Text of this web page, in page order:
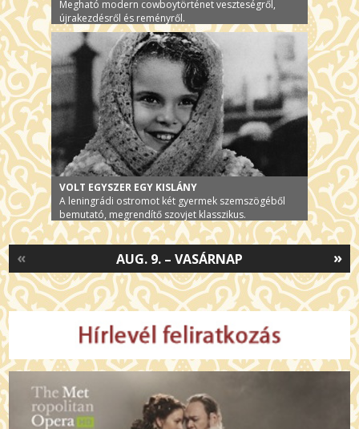
Megható modern cowboytörténet veszteségről,
újrakezdésről és reményről.
VOLT EGYSZER EGY KISLÁNY
A leningrádi ostromot két gyermek szemszögéből
bemutató, megrendítő szovjet klasszikus.
»
AUG. 9. – VASÁRNAP
«